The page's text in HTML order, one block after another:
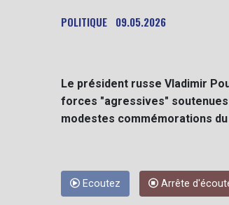
POLITIQUE 09.05.2026
Le président russe Vladimir
forces "agressives" soutenues
modestes commémorations
Ecoutez Arrête